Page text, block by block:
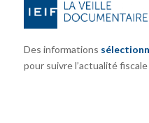
Des informations
pour suivre l’actualité